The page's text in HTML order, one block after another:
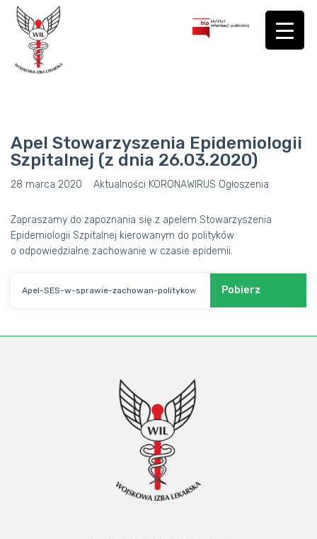
Apel Stowarzyszenia Epidemiologii
Szpitalnej (z dnia 26.03.2020)
28 marca 2020 Aktualności KORONAWIRUS Ogłoszenia
Zapraszamy do zapoznania się z apelem Stowarzyszenia
Epidemiologii Szpitalnej kierowanym do polityków
o odpowiedzialne zachowanie w czasie epidemii.
Apel-SES-w-sprawie-zachowan-politykow Pobierz